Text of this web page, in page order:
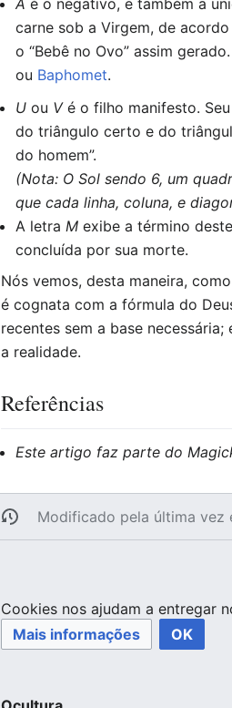
A é o negativo, e também a
carne sob a Virgem, de
o “Bebê no Ovo” assim
ou Baphomet.
U ou Vé o filho manifesto.
do triângulo certo e do
do homem”.
(Nota: O Sol sendo 6, um
que cada linha, coluna, e
A letraM exibe a término
concluída por sua morte.
Nós vemos, desta maneira,
é cognata com a fórmula do
recentes sem a base
a realidade.
Referências
Este artigo faz parte do
Modificado pela última vez
Cookies nos ajudam a entregar
Mais informações
OK